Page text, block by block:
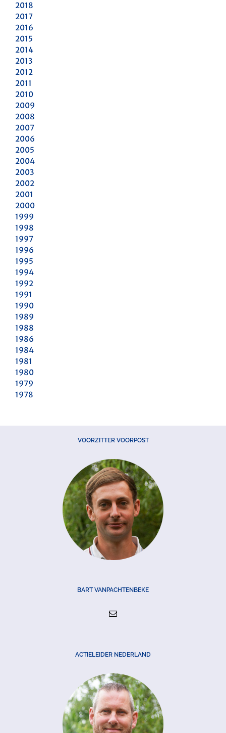
2018
2017
2016
2015
2014
2013
2012
2011
2010
2009
2008
2007
2006
2005
2004
2003
2002
2001
2000
1999
1998
1997
1996
1995
1994
1992
1991
1990
1989
1988
1986
1984
1981
1980
1979
1978
VOORZITTER VOORPOST
BART VANPACHTENBEKE
ACTIELEIDER NEDERLAND